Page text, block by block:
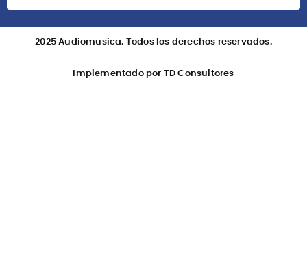
2025 Audiomusica. Todos los derechos reservados.
Implementado por TD Consultores